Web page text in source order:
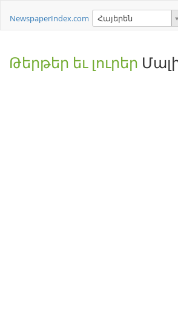
NewspaperIndex.com Հայերեն
Թերթեր եւ լուրեր